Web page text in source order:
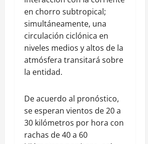
en chorro subtropical;
simultáneamente, una
circulación ciclónica en
niveles medios y altos de la
atmósfera transitará sobre
la entidad.
De acuerdo al pronóstico,
se esperan vientos de 20 a
30 kilómetros por hora con
rachas de 40 a 60